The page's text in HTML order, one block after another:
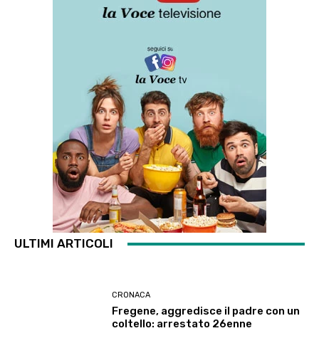
ULTIMI ARTICOLI
CRONACA
Fregene, aggredisce il padre con un
coltello: arrestato 26enne